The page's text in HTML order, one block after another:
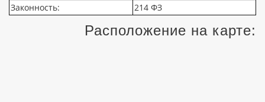
Законность:
214 ФЗ
Расположение на карте: